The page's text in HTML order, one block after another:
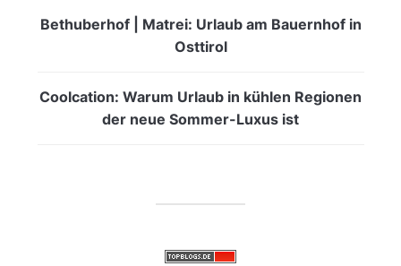
Bethuberhof | Matrei: Urlaub am Bauernhof in
Osttirol
Coolcation: Warum Urlaub in kühlen Regionen
der neue Sommer-Luxus ist